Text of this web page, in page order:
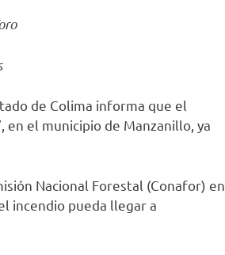
de Colima informa que el
en el municipio de Manzanillo, ya
Nacional Forestal (Conafor) en
incendio pueda llegar a